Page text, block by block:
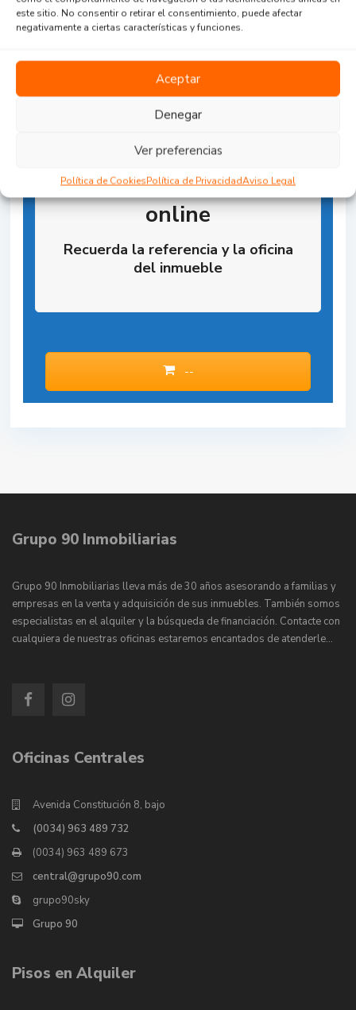
este sitio. No consentir o retirar el consentimiento, puede afectar
negativamente a ciertas características y funciones.
Aceptar
Denegar
Ver preferencias
Política de CookiesPolítica de PrivacidadAviso Legal
Reserva la Propiedad
online
Recuerda la referencia y la oficina
del inmueble
--
Grupo 90 Inmobiliarias
Grupo 90 Inmobiliarias lleva más de 30 años asesorando a familias y
empresas en la venta y adquisición de sus inmuebles. También somos
especialistas en el alquiler y la búsqueda de financiación. Contacte con
cualquiera de nuestras oficinas estaremos encantados de atenderle…
Oficinas Centrales
Avenida Constitución 8, bajo
(0034) 963 489 732
(0034) 963 489 673
central@grupo90.com
grupo90sky
Grupo 90
Pisos en Alquiler